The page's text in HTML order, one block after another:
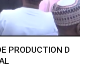
PRODUCTION D